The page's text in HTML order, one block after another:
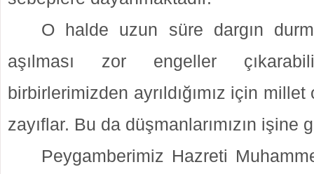
O halde uzun süre dargın
aşılması zor engeller
birbirlerimizden ayrıldığımız için
zayıflar. Bu da düşmanlarımızın işine
Peygamberimiz Hazreti